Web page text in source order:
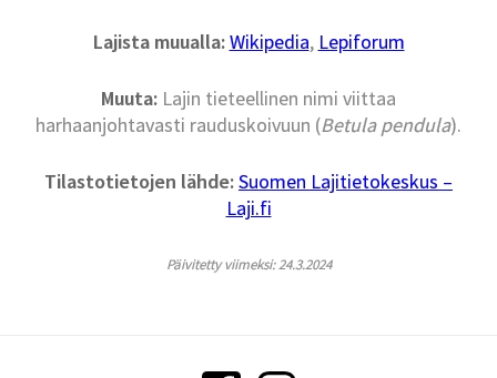
Lajista muualla:Wikipedia, Lepiforum
Muuta: Lajin tieteellinen nimi viittaa
harhaanjohtavasti rauduskoivuun (Betula pendula).
Tilastotietojen lähde:Suomen Lajitietokeskus –
Laji.fi
Päivitetty viimeksi: 24.3.2024